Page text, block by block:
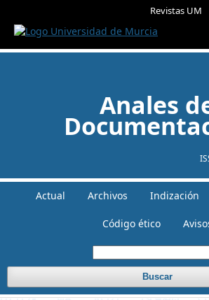
Revistas UM
Anales
Actual Archivos Indización
Código ético
Buscar